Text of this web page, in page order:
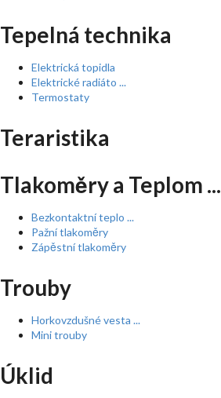
Tepelná technika
Elektrická topidla
Elektrické radiáto ...
Termostaty
Teraristika
Tlakoměry a Teplom ...
Bezkontaktní teplo ...
Pažní tlakoměry
Zápěstní tlakoměry
Trouby
Horkovzdušné vesta ...
Mini trouby
Úklid